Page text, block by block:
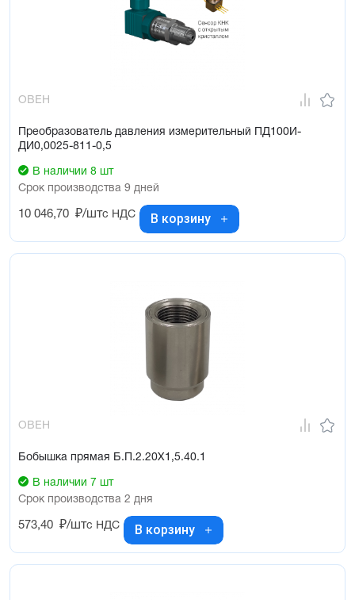
ОВЕН
Преобразователь давления измерительный ПД100И-
ДИ0,0025-811-0,5
В наличии 8 шт
Срок производства 9 дней
10 046,70 ₽/штс НДС В корзину
ОВЕН
Бобышка прямая Б.П.2.20Х1,5.40.1
В наличии 7 шт
Срок производства 2 дня
573,40 ₽/штс НДС В корзину